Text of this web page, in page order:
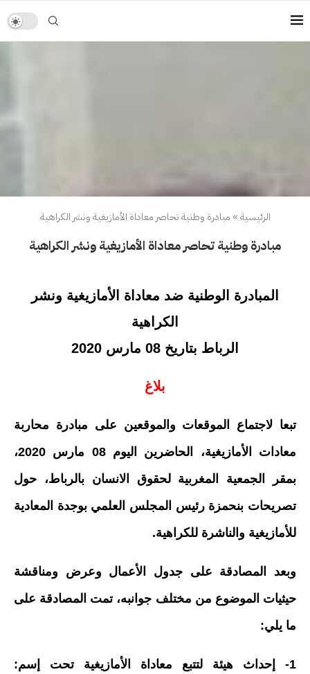
الرئيسية» مبادرة وطنية تحاصر معاداة الأمازيغية ونشر الكراهية
مبادرة وطنية تحاصر معاداة الأمازيغية ونشر الكراهية
المبادرة الوطنية ضد معاداة الأمازيغية ونشر
الكراهية
الرباط بتاريخ 08 مارس 2020
بلاغ
تبعا لاجتماع الموقعات والموقعين على مبادرة محاربة
معادات الأمازيغية، الحاضرين اليوم 08 مارس 2020،
بمقر الجمعية المغربية لحقوق الانسان بالرباط، حول
تصريحات بنحمزة رئيس المجلس العلمي بوجدة المعادية
للأمازيغية والناشرة للكراهية.
وبعد المصادقة على جدول الأعمال وعرض ومناقشة
حيثيات الموضوع من مختلف جوانبه، تمت المصادقة على
ما يلي:
1- إحداث هيئة لتتبع معاداة الأمازيغية تحت إسم: